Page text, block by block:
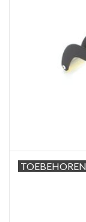
TOEBEHOREN